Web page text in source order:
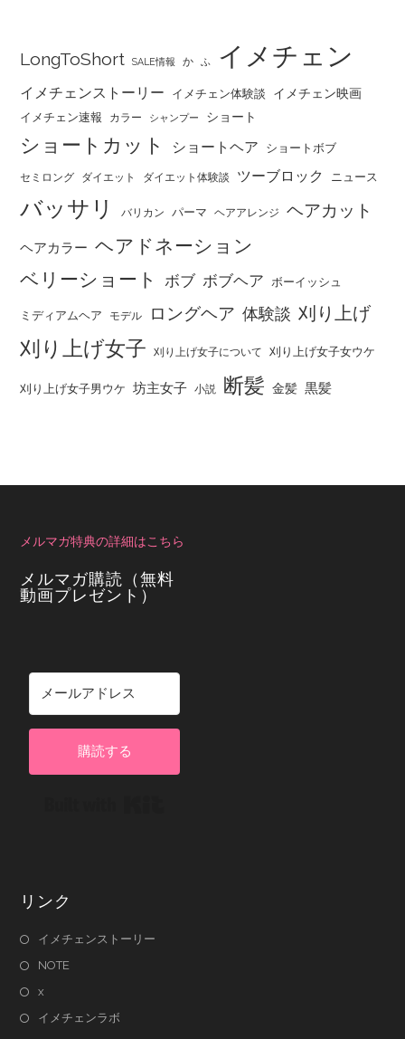
LongToShort SALE情報 か ふ イメチェン
イメチェンストーリー イメチェン体験談 イメチェン映画
イメチェン速報 カラー シャンプー ショート
ショートカット ショートヘア ショートボブ
セミロング ダイエット ダイエット体験談 ツーブロック ニュース
バッサリ バリカン パーマ ヘアアレンジ ヘアカット
ヘアカラー ヘアドネーション
ベリーショート
ボブ ボブヘア ボーイッシュ
ミディアムヘア モデル ロングヘア 体験談 刈り上げ
刈り上げ女子 刈り上げ女子について 刈り上げ女子女ウケ
刈り上げ女子男ウケ 坊主女子 小説 断髪 金髪 黒髪
メルマガ特典の詳細はこちら
メルマガ購読（無料
動画プレゼント）
購読する
リンク
イメチェンストーリー
NOTE
x
イメチェンラボ